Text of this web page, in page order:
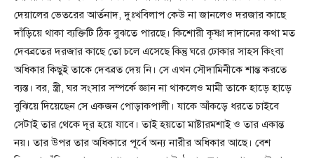
দেয়ালের ভেতরের আর্তনাদ, দুঃখবিলাপ কেউ না জানলেও দরজার কাছে
দাঁড়িয়ে থাকা ব্যক্তিটি ঠিক বুঝতে পারছে। কিশোরী কৃষ্ণা দাদানের কথা মত
দেবব্রতের দরজার কাছে তো চলে এসেছে কিন্তু ঘরে ঢোকার সাহস কিংবা
অধিকার কিছুই তাকে দেবব্রত দেয় নি। সে এখন সৌদামিনীকে শান্ত করতে
ব্যস্ত। বর, স্ত্রী, ঘর সংসার সম্পর্কে জ্ঞান না থাকলেও মামী তাকে হাড়ে হাড়ে
বুঝিয়ে দিয়েছেন সে একজন পোড়াকপালী। যাকে আঁকড়ে ধরতে চাইবে
সেটাই তার থেকে দূর হয়ে যাবে। তাই হয়তো মাষ্টারমশাই ও তার একান্ত
নয়। তার উপর তার অধিকারে পূর্বে অন্য নারীর অধিকার আছে। বেশ